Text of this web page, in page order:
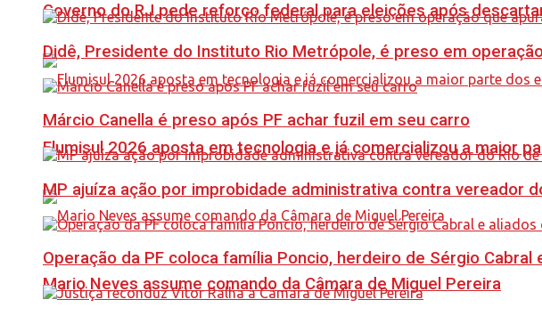
Governo do RJ pede reforço federal para eleições após
Flumisul 2026 aposta em tecnologia e já comercializou a maior
Mario Neves assume comando da Câmara de Miguel Pereira
Didê, Presidente do Instituto Rio Metrópole, é preso em
Márcio Canella é preso após PF achar fuzil em seu carro
MP ajuíza ação por improbidade administrativa contra vereador
Operação da PF coloca família Poncio, herdeiro de Sérgio